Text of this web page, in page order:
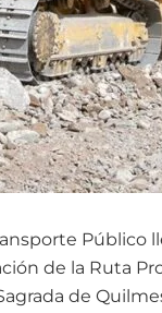
Público
de la Ruta
de